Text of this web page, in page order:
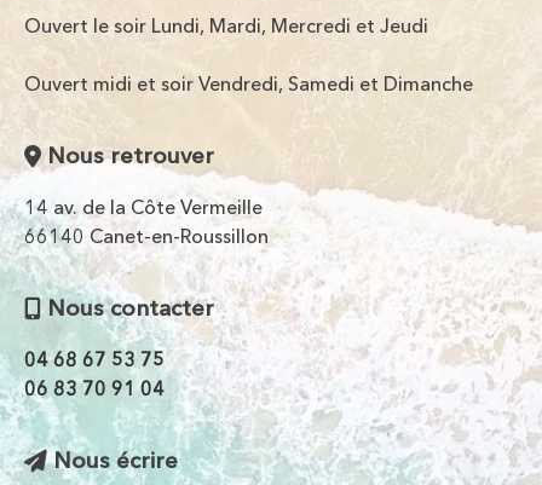
Ouvert le soir Lundi, Mardi, Mercredi et Jeudi
Ouvert midi et soir Vendredi, Samedi et Dimanche
Nous retrouver
14 av. de la Côte Vermeille
66140 Canet-en-Roussillon
Nous contacter
04 68 67 53 75
06 83 70 91 04
Nous écrire